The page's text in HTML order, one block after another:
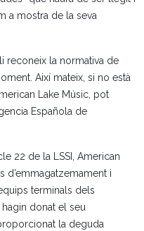
a mostra de la seva
reconeix la normativa de
Així mateix, si no està
Lake Músic, pot
Española de
22 de la LSSI, American
d’emmagatzemament i
terminals dels
donat el seu
la deguda